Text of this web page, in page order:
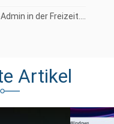
in der Freizeit....
Artikel